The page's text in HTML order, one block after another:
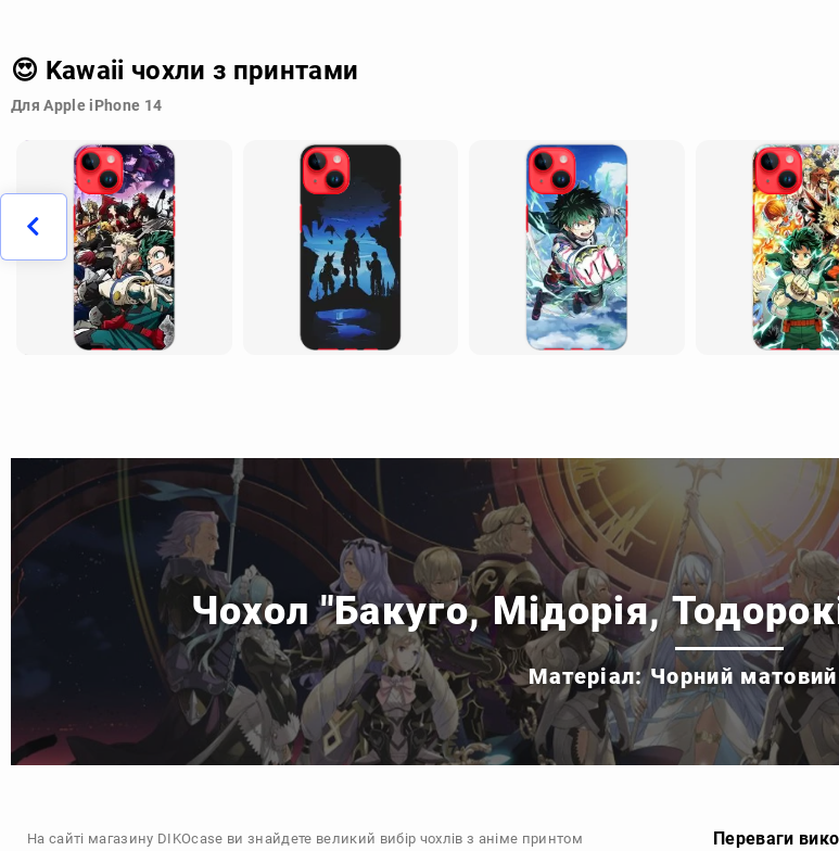
😍 Kawaii чохли з принтами
Для Apple iPhone 14
Чохол "Бакуго, Мідорія,
Матеріал: Чорний матовий
На сайті магазину DIKOcase ви знайдете великий вибір чохлів з аніме принтом
Переваги